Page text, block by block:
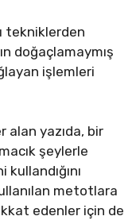
tekniklerden
doğaçlamaymış
işlemleri
yazıda, bir
şeylerle
metotlara
edenler için de